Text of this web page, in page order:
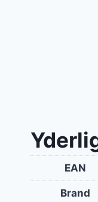
EAN
Brand